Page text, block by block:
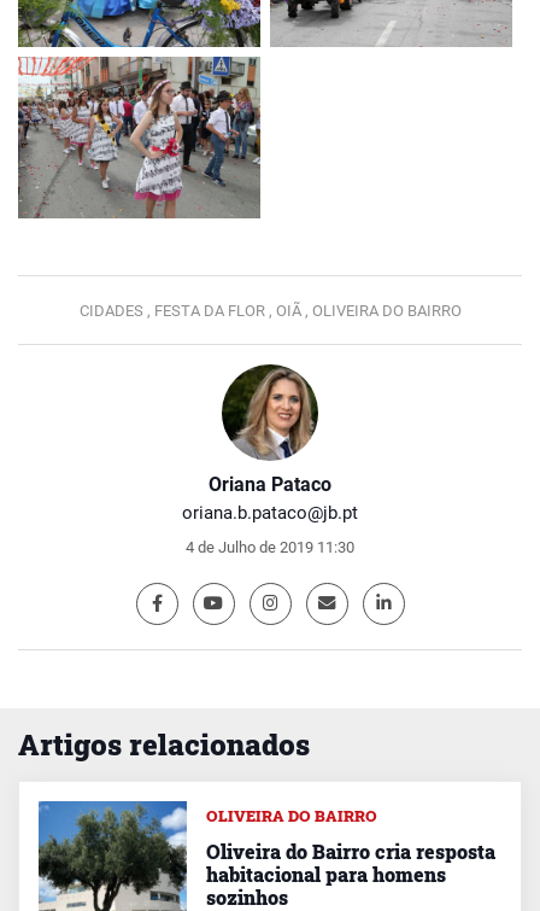
Oriana Pataco
oriana.b.pataco@jb.pt
4 de Julho de 2019 11:30
CIDADES , FESTA DA FLOR , OIÃ , OLIVEIRA DO BAIRRO
Artigos relacionados
OLIVEIRA DO BAIRRO
Oliveira do Bairro cria resposta
habitacional para homens
sozinhos